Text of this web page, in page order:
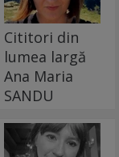
Cititori din
lumea largă
Ana Maria
SANDU